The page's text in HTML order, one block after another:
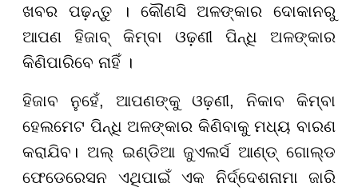
ଖବର ପଢ଼ନ୍ତୁ । କୌଣସି ଅଳଙ୍କାର ଦୋକାନରୁ
ଆପଣ ହିଜାବ୍ କିମ୍ବା ଓଢ଼ଣୀ ପିନ୍ଧି ଅଳଙ୍କାର
କିଣିପାରିବେ ନାହିଁ ।
ହିଜାବ ନୁହେଁ, ଆପଣଙ୍କୁ ଓଢ଼ଣୀ, ନିକାବ କିମ୍ବା
ହେଲମେଟ ପିନ୍ଧି ଅଳଙ୍କାର କିଣିବାକୁ ମଧ୍ୟ ବାରଣ
କରାଯିବ। ଅଲ୍ ଇଣ୍ଡିଆ ଜୁଏଲର୍ସ ଆଣ୍ଡ୍ ଗୋଲ୍ଡ
ଫେଡେରେସନ ଏଥିପାଇଁ ଏକ ନିର୍ଦ୍ଦେଶନାମା ଜାରି